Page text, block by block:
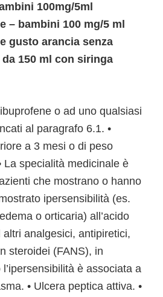
100mg/5ml
– bambini 100 mg/5 ml
gusto arancia senza
150 ml con siringa
o ad uno qualsiasi
al paragrafo 6.1. •
a 3 mesi o di peso
La specialità medicinale è
che mostrano o hanno
ipersensibilità (es.
o orticaria) all’acido
analgesici, antipiretici,
steroidei (FANS), in
è associata a
• Ulcera peptica attiva. •